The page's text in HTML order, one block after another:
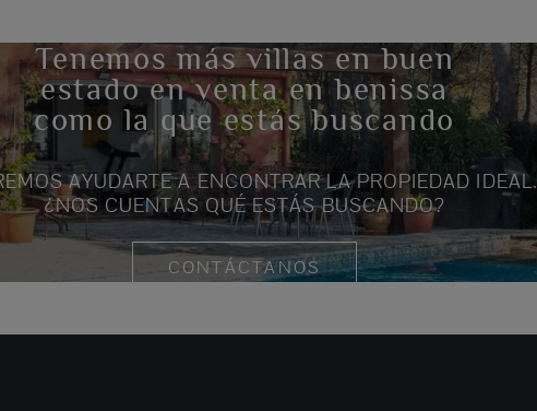
Tenemos más villas en buen
estado en venta en benissa
como la que estás buscando
AYUDARTE A ENCONTRAR LA PROPIEDAD IDEAL.
¿NOS CUENTAS QUÉ ESTÁS BUSCANDO?
CONTÁCTANOS